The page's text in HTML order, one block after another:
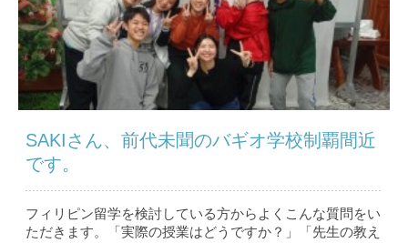
SAKIさん、前代未聞のバギオ学校制覇間近
です。
フィリピン留学を検討している方からよくこんな質問をい
ただきます。「実際の授業はどうですか？」「先生の教え